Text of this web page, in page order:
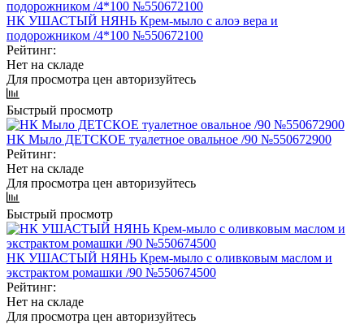
НК УШАСТЫЙ НЯНЬ Крем-мыло с алоэ вера и
подорожником /4*100 №550672100
Рейтинг:
Нет на складе
Для просмотра цен авторизуйтесь
Быстрый просмотр
НК Мыло ДЕТСКОЕ туалетное овальное /90 №550672900
Рейтинг:
Нет на складе
Для просмотра цен авторизуйтесь
Быстрый просмотр
НК УШАСТЫЙ НЯНЬ Крем-мыло с оливковым маслом и
экстрактом ромашки /90 №550674500
Рейтинг:
Нет на складе
Для просмотра цен авторизуйтесь